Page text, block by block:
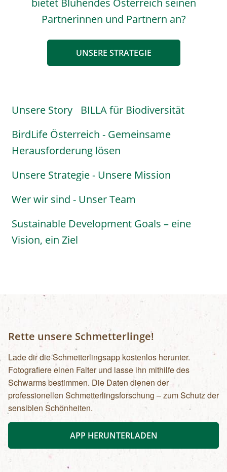
bietet Blühendes Österreich seinen
Partnerinnen und Partnern an?
UNSERE STRATEGIE
Über
Menu
Unsere Story
BILLA für Biodiversität
BirdLife Österreich - Gemeinsame
Herausforderung lösen
Unsere Strategie - Unsere Mission
Wer wir sind - Unser Team
Sustainable Development Goals – eine
Vision, ein Ziel
Rette unsere Schmetterlinge!
Lade dir die Schmetterlingsapp kostenlos herunter.
Fotografiere einen Falter und lasse ihn mithilfe des
Schwarms bestimmen. Die Daten dienen der
professionellen Schmetterlingsforschung – zum Schutz der
sensiblen Schönheiten.
APP HERUNTERLADEN